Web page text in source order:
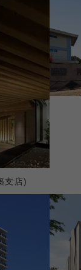
支店)